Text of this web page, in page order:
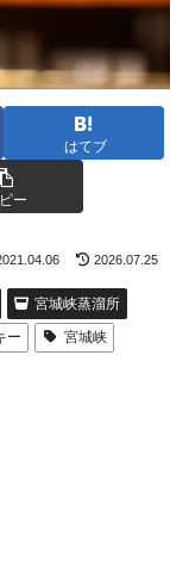
はてブ
ー
2026.07.25
宮城峡蒸溜所
ー
宮城峡